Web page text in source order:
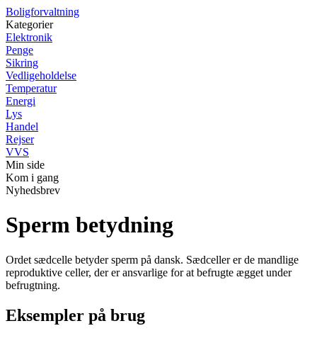
Boligforvaltning
Kategorier
Elektronik
Penge
Sikring
Vedligeholdelse
Temperatur
Energi
Lys
Handel
Rejser
VVS
Min side
Kom i gang
Nyhedsbrev
Sperm betydning
Ordet sædcelle betyder sperm på dansk. Sædceller er de mandlige
reproduktive celler, der er ansvarlige for at befrugte ægget under
befrugtning.
Eksempler på brug